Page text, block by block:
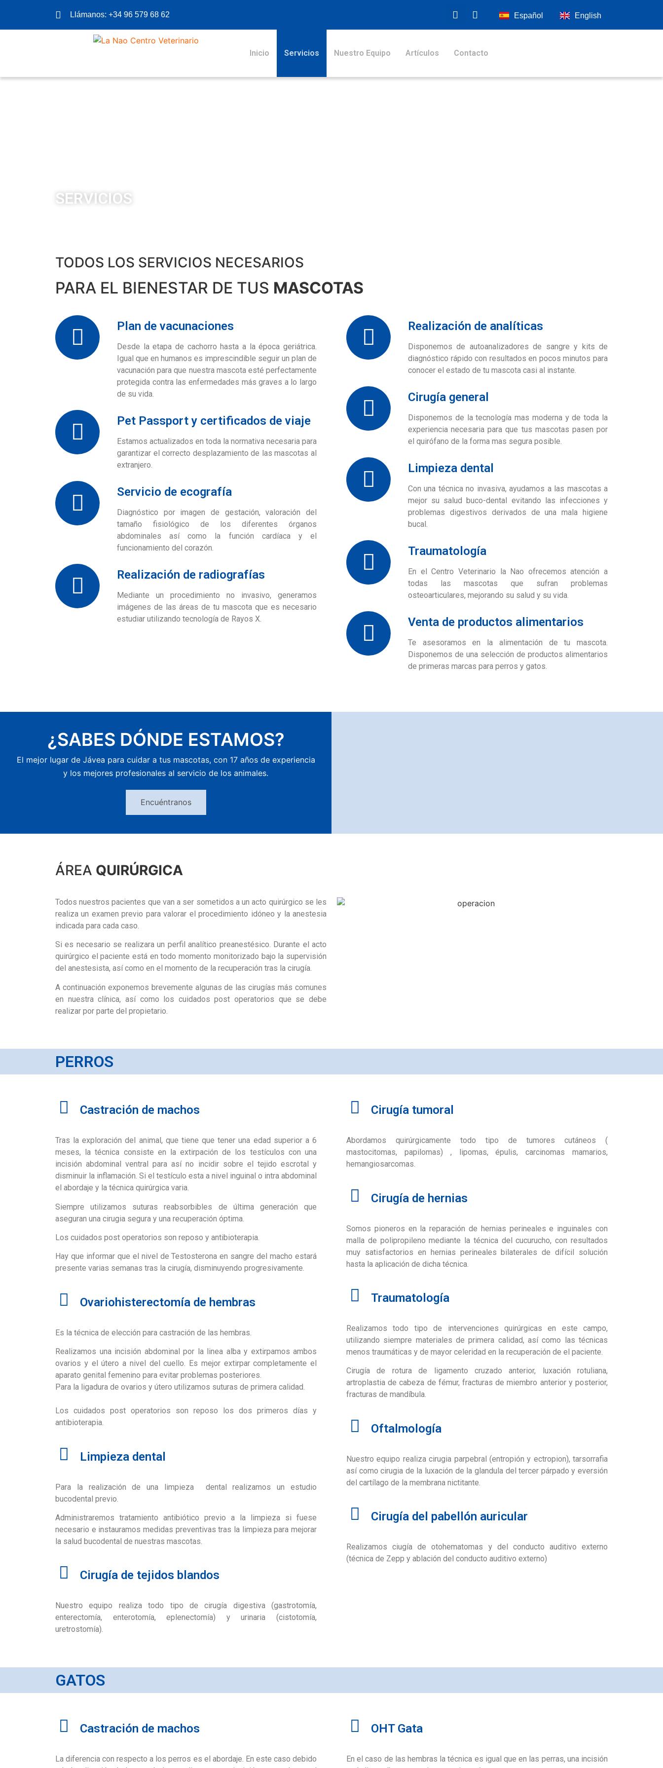
Llámanos: +34 96 579 68 62 Español English
Inicio Servicios Nuestro Equipo Artículos Contacto
SERVICIOS
TODOS LOS SERVICIOS NECESARIOS
PARA EL BIENESTAR DE TUS MASCOTAS
Plan de vacunaciones
Desde la etapa de cachorro hasta a la época geriátrica.
Igual que en humanos es imprescindible seguir un plan de
vacunación para que nuestra mascota esté perfectamente
protegida contra las enfermedades más graves a lo largo
de su vida.
Pet Passport y certificados de viaje
Estamos actualizados en toda la normativa necesaria para
garantizar el correcto desplazamiento de las mascotas al
extranjero.
Servicio de ecografía
Diagnóstico por imagen de gestación, valoración del
tamaño fisiológico de los diferentes órganos
abdominales así como la función cardíaca y el
funcionamiento del corazón.
Realización de radiografías
Mediante un procedimiento no invasivo, generamos
imágenes de las áreas de tu mascota que es necesario
estudiar utilizando tecnología de Rayos X.
Realización de analíticas
Disponemos de autoanalizadores de sangre y kits de
diagnóstico rápido con resultados en pocos minutos para
conocer el estado de tu mascota casi al instante.
Cirugía general
Disponemos de la tecnología mas moderna y de toda la
experiencia necesaria para que tus mascotas pasen por
el quirófano de la forma mas segura posible.
Limpieza dental
Con una técnica no invasiva, ayudamos a las mascotas a
mejor su salud buco-dental evitando las infecciones y
problemas digestivos derivados de una mala higiene
bucal.
Traumatología
En el Centro Veterinario la Nao ofrecemos atención a
todas las mascotas que sufran problemas
osteoarticulares, mejorando su salud y su vida.
Venta de productos alimentarios
Te asesoramos en la alimentación de tu mascota.
Disponemos de una selección de productos alimentarios
de primeras marcas para perros y gatos.
¿SABES DÓNDE ESTAMOS?
El mejor lugar de Jávea para cuidar a tus mascotas, con 17 años de experiencia
y los mejores profesionales al servicio de los animales.
Encuéntranos
ÁREA QUIRÚRGICA
Todos nuestros pacientes que van a ser sometidos a un acto quirúrgico se les
realiza un examen previo para valorar el procedimiento idóneo y la anestesia
indicada para cada caso.
Si es necesario se realizara un perfil analítico preanestésico. Durante el acto
quirúrgico el paciente está en todo momento monitorizado bajo la supervisión
del anestesista, así como en el momento de la recuperación tras la cirugía.
A continuación exponemos brevemente algunas de las cirugías más comunes
en nuestra clínica, así como los cuidados post operatorios que se debe
realizar por parte del propietario.
PERROS
Castración de machos
Tras la exploración del animal, que tiene que tener una edad superior a 6
meses, la técnica consiste en la extirpación de los testículos con una
incisión abdominal ventral para así no incidir sobre el tejido escrotal y
disminuir la inflamación. Si el testículo esta a nivel inguinal o intra abdominal
el abordaje y la técnica quirúrgica varia.
Siempre utilizamos suturas reabsorbibles de última generación que
aseguran una cirugia segura y una recuperación óptima.
Los cuidados post operatorios son reposo y antibioterapia.
Hay que informar que el nivel de Testosterona en sangre del macho estará
presente varias semanas tras la cirugía, disminuyendo progresivamente.
Ovariohisterectomía de hembras
Es la técnica de elección para castración de las hembras.
Realizamos una incisión abdominal por la linea alba y extirpamos ambos
ovarios y el útero a nivel del cuello. Es mejor extirpar completamente el
aparato genital femenino para evitar problemas posteriores.
Para la ligadura de ovarios y útero utilizamos suturas de primera calidad.
Los cuidados post operatorios son reposo los dos primeros días y
antibioterapia.
Limpieza dental
Para la realización de una limpieza dental realizamos un estudio
bucodental previo.
Administraremos tratamiento antibiótico previo a la limpieza si fuese
necesario e instauramos medidas preventivas tras la limpieza para mejorar
la salud bucodental de nuestras mascotas.
Cirugía de tejidos blandos
Nuestro equipo realiza todo tipo de cirugía digestiva (gastrotomía,
enterectomía, enterotomía, eplenectomía) y urinaria (cistotomía,
uretrostomía).
Cirugía tumoral
Abordamos quirúrgicamente todo tipo de tumores cutáneos (
mastocitomas, papilomas) , lipomas, épulis, carcinomas mamarios,
hemangiosarcomas.
Cirugía de hernias
Somos pioneros en la reparación de hernias perineales e inguinales con
malla de polipropileno mediante la técnica del cucurucho, con resultados
muy satisfactorios en hernias perineales bilaterales de difícil solución
hasta la aplicación de dicha técnica.
Traumatología
Realizamos todo tipo de intervenciones quirúrgicas en este campo,
utilizando siempre materiales de primera calidad, así como las técnicas
menos traumáticas y de mayor celeridad en la recuperación de el paciente.
Cirugía de rotura de ligamento cruzado anterior, luxación rotuliana,
artroplastia de cabeza de fémur, fracturas de miembro anterior y posterior,
fracturas de mandíbula.
Oftalmología
Nuestro equipo realiza cirugia parpebral (entropión y ectropion), tarsorrafia
así como cirugia de la luxación de la glandula del tercer párpado y eversión
del cartílago de la membrana nictitante.
Cirugía del pabellón auricular
Realizamos ciugía de otohematomas y del conducto auditivo externo
(técnica de Zepp y ablación del conducto auditivo externo)
GATOS
Castración de machos
La diferencia con respecto a los perros es el abordaje. En este caso debido
OHT Gata
En el caso de las hembras la técnica es igual que en las perras, una incisión